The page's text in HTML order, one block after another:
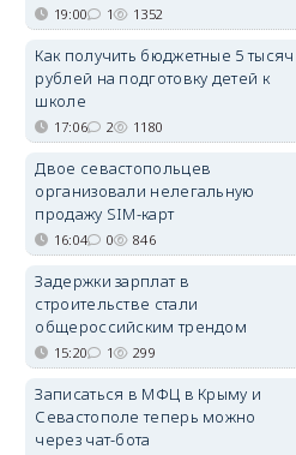
19:00 1 1352
Как получить бюджетные 5 тысяч
рублей на подготовку детей к
школе
17:06 2 1180
Двое севастопольцев
организовали нелегальную
продажу SIM-карт
16:04 0 846
Задержки зарплат в
строительстве стали
общероссийским трендом
15:20 1 299
Записаться в МФЦ в Крыму и
Севастополе теперь можно
через чат-бота